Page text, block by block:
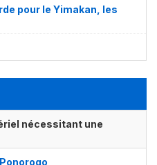
pour le Yimakan, les
nécessitant une